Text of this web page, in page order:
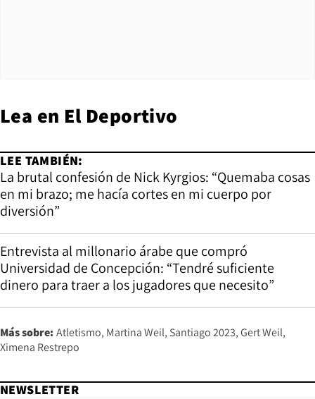
Lea en El Deportivo
LEE TAMBIÉN:
La brutal confesión de Nick Kyrgios: “Quemaba cosas
en mi brazo; me hacía cortes en mi cuerpo por
diversión”
Entrevista al millonario árabe que compró
Universidad de Concepción: “Tendré suficiente
dinero para traer a los jugadores que necesito”
Más sobre: Atletismo Martina Weil Santiago 2023 Gert Weil
Ximena Restrepo
NEWSLETTER